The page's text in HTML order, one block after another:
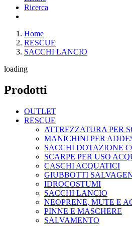
Ricerca
Home
RESCUE
SACCHI LANCIO
loading
Prodotti
OUTLET
RESCUE
ATTREZZATURA PER
MANICHINI PER
SACCHI DOTAZIONE
SCARPE PER USO
CASCHI ACQUATICI
GIUBBOTTI
IDROCOSTUMI
SACCHI LANCIO
NEOPRENE, MUTE E
PINNE E MASCHERE
SALVAMENTO